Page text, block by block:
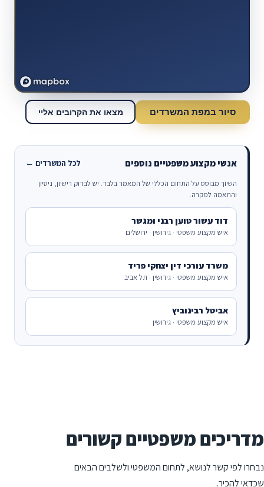
סיור במפת המשרדים מצאו את הקרובים אליי
אנשי מקצוע משפטיים נוספים לכל המשרדים ←
השיוך מבוסס על התחום הכללי של המאמר בלבד. יש לבדוק רישיון, ניסיון
והתאמה למקרה.
דוד עשור טוען רבני ומגשר
איש מקצוע משפטי · גירושין · ירושלים
משרד עורכי דין יצחקי פריד
איש מקצוע משפטי · גירושין · תל אביב
אביטל רבינוביץ
איש מקצוע משפטי · גירושין
מדריכים משפטיים קשורים
נבחרו לפי קשר לנושא, לתחום המשפטי ולשלבים הבאים
שכדאי להכיר.